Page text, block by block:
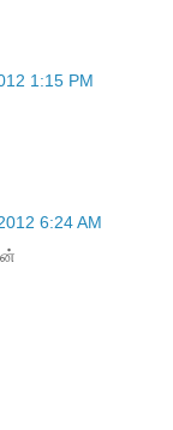
1:15 PM
6:24 AM